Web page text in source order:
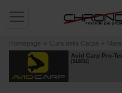
Homepage » Cura della Carpa »
Avid Carp Pro-
[212851]